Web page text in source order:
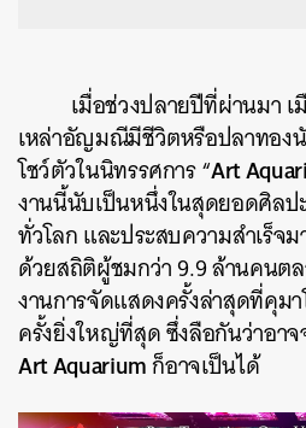
เมื่อช่วงปลายปีที่ผ่านมา
เหล่าอัญมณีมีชีวิตหรือปลาทอง
โชว์ตัวในนิทรรศการ “Art
งานนี้นับเป็นหนึ่งในสุดยอดศิลป
ทั่วโลก และประสบความสำเร็จ
ด้วยสถิติผู้ชมกว่า 9.9 ล้านคน
งานการจัดแสดงครั้งล่าสุดที่คุม
ครั้งยิ่งใหญ่ที่สุด ซึ่งลือกันว่าอา
Art Aquariumก็อาจเป็นได้